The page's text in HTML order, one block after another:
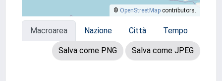
© OpenStreetMap contributors.
Macroarea Nazione Città Tempo
Salva come PNG Salva come JPEG